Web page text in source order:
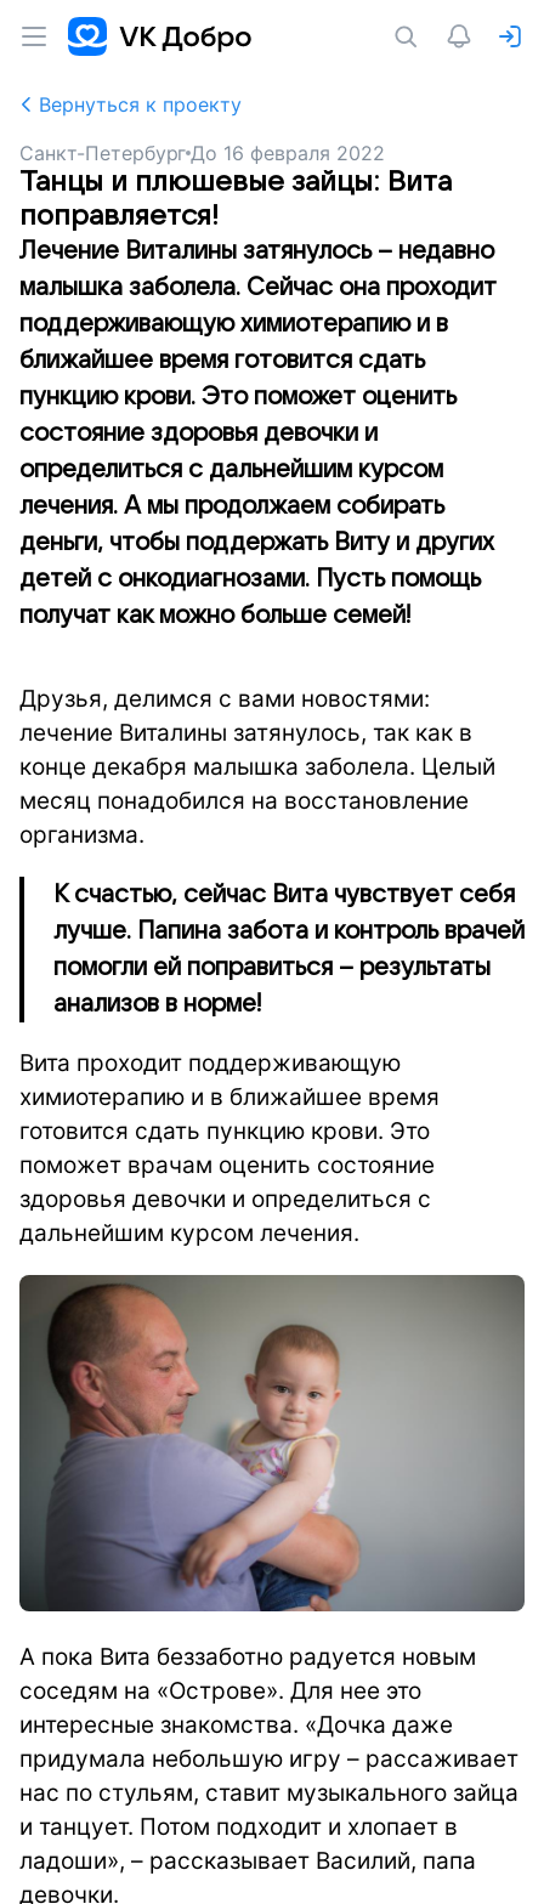
Вернуться к проекту
Санкт-Петербург До 16 февраля 2022
Танцы и плюшевые зайцы: Вита
поправляется!
Лечение Виталины затянулось – недавно
малышка заболела. Сейчас она проходит
поддерживающую химиотерапию и в
ближайшее время готовится сдать
пункцию крови. Это поможет оценить
состояние здоровья девочки и
определиться с дальнейшим курсом
лечения. А мы продолжаем собирать
деньги, чтобы поддержать Виту и других
детей с онкодиагнозами. Пусть помощь
получат как можно больше семей!
Друзья, делимся с вами новостями:
лечение Виталины затянулось, так как в
конце декабря малышка заболела. Целый
месяц понадобился на восстановление
организма.
К счастью, сейчас Вита чувствует себя
лучше. Папина забота и контроль врачей
помогли ей поправиться – результаты
анализов в норме!
Вита проходит поддерживающую
химиотерапию и в ближайшее время
готовится сдать пункцию крови. Это
поможет врачам оценить состояние
здоровья девочки и определиться с
дальнейшим курсом лечения.
А пока Вита беззаботно радуется новым
соседям на «Острове». Для нее это
интересные знакомства. «Дочка даже
придумала небольшую игру – рассаживает
нас по стульям, ставит музыкального зайца
и танцует. Потом подходит и хлопает в
ладоши», – рассказывает Василий, папа
девочки.